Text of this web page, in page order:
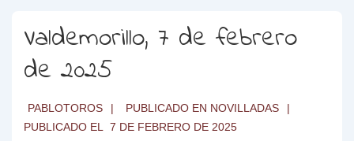
Valdemorillo, 7 de febrero
de 2025
PABLOTOROS PUBLICADO EN NOVILLADAS
PUBLICADO EL
7 DE FEBRERO DE 2025